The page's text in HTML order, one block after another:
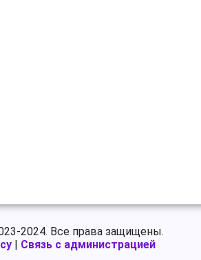
2024. Все права защищены.
| Связь с администрацией